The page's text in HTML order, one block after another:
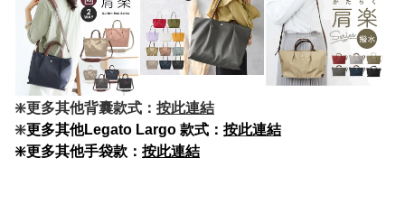
❇️更多其他背囊款式： 按此連結
❇️更多其他Legato Largo 款式： 按此連結
❇️更多其他手袋款： 按此連結